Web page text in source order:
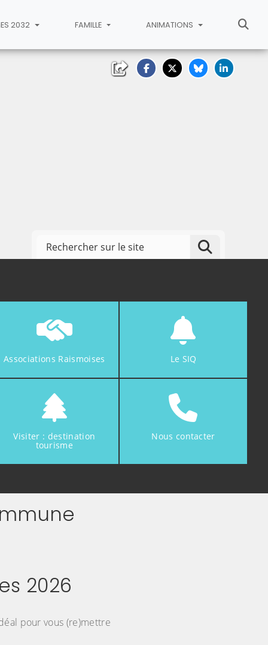
2032 FAMILLE ANIMATIONS
Rechercher sur le site
Lancer
Associations Raismoises Le SIQ
Visiter : destination
tourisme
Nous contacter